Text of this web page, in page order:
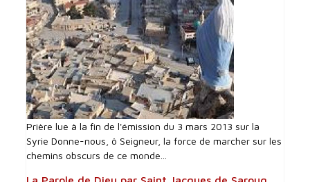
Prière lue à la fin de l'émission du 3 mars 2013 sur la
Syrie Donne-nous, ô Seigneur, la force de marcher sur les
chemins obscurs de ce monde...